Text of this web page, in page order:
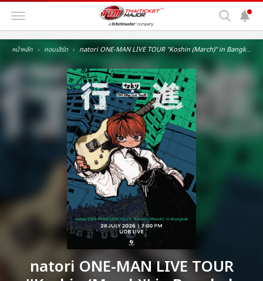
หน้าหลัก คอนเสิร์ต natori ONE-MAN LIVE TOUR ''Koshin (March)'' in Bangkok
natori ONE-MAN LIVE TOUR